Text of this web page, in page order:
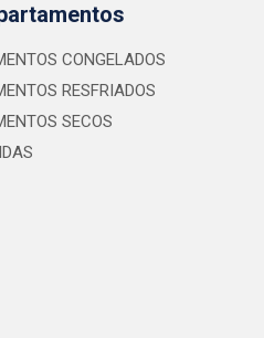
CONGELADOS
RESFRIADOS
SECOS